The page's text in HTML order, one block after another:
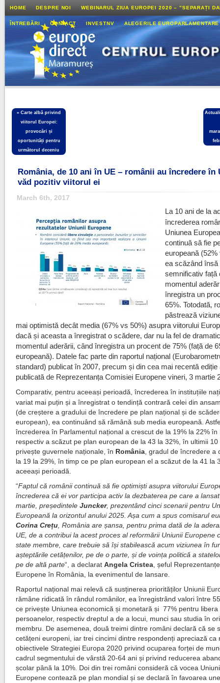
HOME DESPRE NOI WEBINARUL ZIUA EUROPEI 2020 – ”SEPARAȚI
ÎNTREBĂRI CONTACT INVESTNV ALEGERILE
«Carte albă privind
viitorul Europei:
provocări și
oportunități pentru
următorul deceniu
România, de 10 ani în UE – românii au încredere în
văd pozitiv viitorul ei
March 6th, 2017
La 10 ani de la
încrederea
Uniunea
continuă să fie
europeană
ea scăzând însă
semnificativ față
momentul
înregistra un
65%. Totodată,
păstrează
mai optimistă decât media (67% vs 50%) asupra viitorului
dacă și aceasta a înregistrat o scădere, dar nu la fel de
momentul aderării, când înregistra un procent de 75% (față de
europeană). Datele fac parte din raportul național
standard) publicat în 2007, precum și din cea mai recentă ediție
publicată de Reprezentanța Comisiei Europene vineri, 3 martie
Comparativ, pentru aceeași perioadă, încrederea în instituțiile
variat mai puțin și a înregistrat o tendință contrară celei din
(de creștere a gradului de încredere pe plan național și de
european), ea continuând să rămână sub media europeană.
încrederea în Parlamentul național a crescut de la 19% la 22% în
respectiv a scăzut pe plan european de la 43 la 32%, în ultimii
privește guvernele naționale, în România , gradul de încredere a
la 19 la 29%, în timp ce pe plan european el a scăzut de la 41 la
aceeași perioadă.
“Faptul că românii continuă să fie optimiști asupra viitorului
încrederea că ei vor participa activ la dezbaterea pe care a
martie, președinteleJuncker, prezentând cinci scenarii pentru
Europeană la orizontul anului 2025. Așa cum a spus comisarul
Corina Crețu , România are șansa, pentru prima dată de la
UE, de a contribui la acest proces al reformării Uniunii Europene
state membre, care trebuie să își stabilească acum viziunea în
așteptările cetățenilor, pe de o parte, și de voința politică a
pe de altă parte“, a declaratAngela Cristea , șeful
Europene în România, la evenimentul de lansare.
Raportul național mai relevă că susținerea priorităților Uniunii
rămâne ridicată în rândul românilor, ea înregistrând valori între
ce privește Uniunea economică și monetară și 77% pentru libera
persoanelor, respectiv dreptul a de a locui, munci sau studia în
membru. De asemenea, două treimi dintre români declară că se
cetățeni europeni, iar trei cincimi dintre respondenți apreciază ca
obiectivele Strategiei Europa 2020 privind ocuparea forței de
cadrul segmentului de vârstă 20-64 ani și privind reducerea
școlar până la 10%. Doi din trei români consideră că vocea
Europene contează pe plan mondial și se declară în favoarea